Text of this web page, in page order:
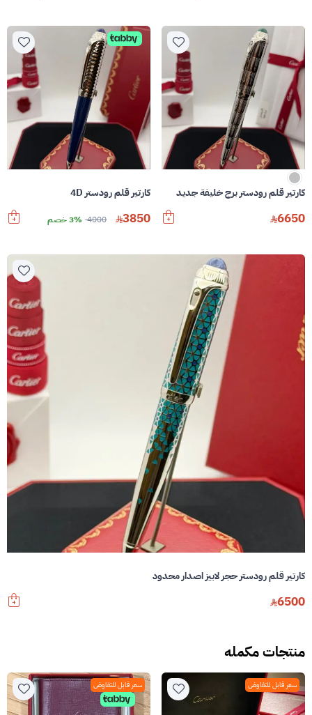
كارتير قلم رودستر برج خليفة جديد
6650
كارتير قلم رودستر 4D
3850
4000 3% خصم
كارتير قلم رودستر حجر لابيز اصدار محدود
6500
منتجات مكمله
سعر قابل للتفاوض سعر قابل للتفاوض